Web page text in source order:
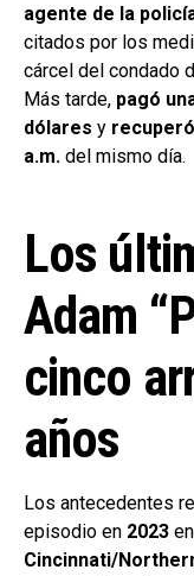
agente de la
citados por los
cárcel del condado
Más tarde, pagó
dólares y
a.m. del mismo día.
Los
Adam
cinco
años
Los antecedentes
episodio en 2023
Cincinnati/